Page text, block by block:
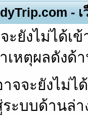
-
ะยังไม่ได้เ
หตุผลดังด้า
จจะยังไม่ไ
ระบบด้านล่